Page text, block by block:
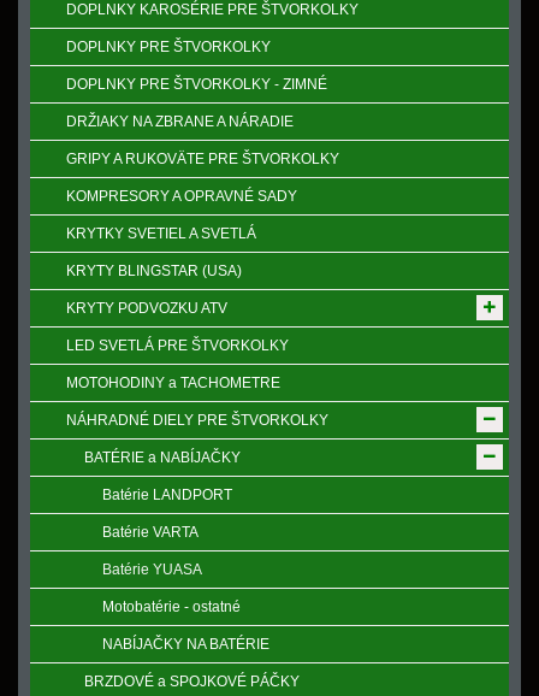
DOPLNKY KAROSÉRIE PRE ŠTVORKOLKY
DOPLNKY PRE ŠTVORKOLKY
DOPLNKY PRE ŠTVORKOLKY - ZIMNÉ
DRŽIAKY NA ZBRANE A NÁRADIE
GRIPY A RUKOVӒTE PRE ŠTVORKOLKY
KOMPRESORY A OPRAVNÉ SADY
KRYTKY SVETIEL A SVETLÁ
KRYTY BLINGSTAR (USA)
KRYTY PODVOZKU ATV
LED SVETLÁ PRE ŠTVORKOLKY
MOTOHODINY a TACHOMETRE
NÁHRADNÉ DIELY PRE ŠTVORKOLKY
BATÉRIE a NABÍJAČKY
Batérie LANDPORT
Batérie VARTA
Batérie YUASA
Motobatérie - ostatné
NABÍJAČKY NA BATÉRIE
BRZDOVÉ a SPOJKOVÉ PÁČKY